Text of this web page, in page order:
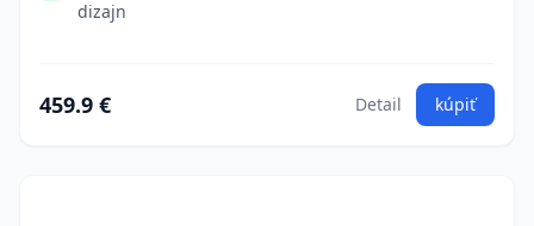
dizajn
459.9 € Detail kúpiť